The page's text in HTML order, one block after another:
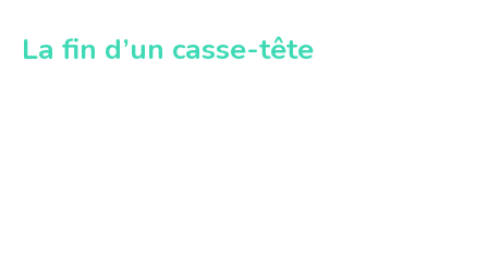
La fin d’un casse-tête